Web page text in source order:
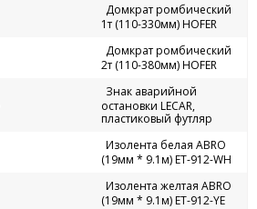
Домкрат ромбический
1т (110-330мм) HOFER
Домкрат ромбический
2т (110-380мм) HOFER
Знак аварийной
остановки LECAR,
пластиковый футляр
Изолента белая ABRO
(19мм * 9.1м) ЕТ-912-WH
Изолента желтая ABRO
(19мм * 9.1м) ЕТ-912-YE